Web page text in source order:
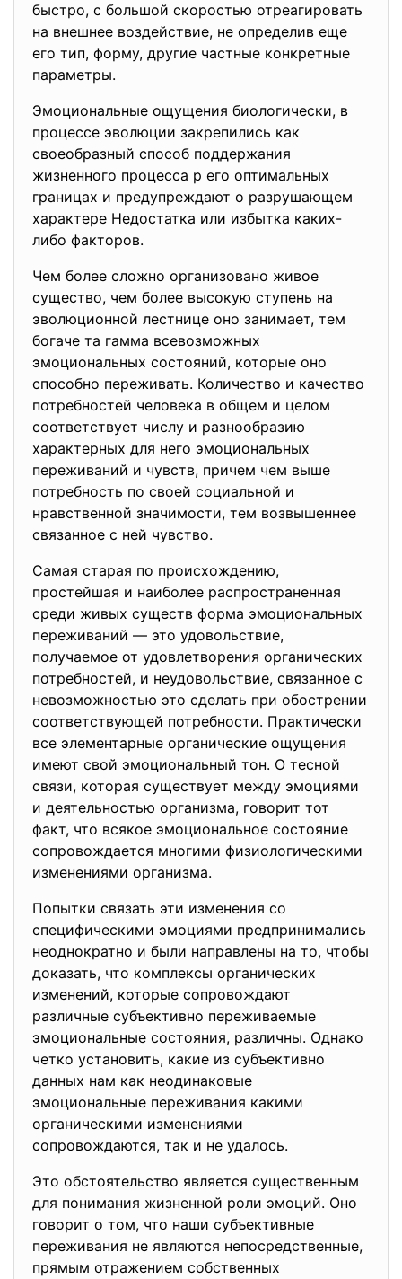
быстро, с большой скоростью отреагировать
на внешнее воздействие, не определив еще
его тип, форму, другие частные конкретные
параметры.
Эмоциональные ощущения биологически, в
процессе эволюции закрепились как
своеобразный способ поддержания
жизненного процесса р его оптимальных
границах и предупреждают о разрушающем
характере Недостатка или избытка каких-
либо факторов.
Чем более сложно организовано живое
существо, чем более высокую ступень на
эволюционной лестнице оно занимает, тем
богаче та гамма всевозможных
эмоциональных состояний, которые оно
способно переживать. Количество и качество
потребностей человека в общем и целом
соответствует числу и разнообразию
характерных для него эмоциональных
переживаний и чувств, причем чем выше
потребность по своей социальной и
нравственной значимости, тем возвышеннее
связанное с ней чувство.
Самая старая по происхождению,
простейшая и наиболее распространенная
среди живых существ форма эмоциональных
переживаний — это удовольствие,
получаемое от удовлетворения органических
потребностей, и неудовольствие, связанное с
невозможностью это сделать при обострении
соответствующей потребности. Практически
все элементарные органические ощущения
имеют свой эмоциональный тон. О тесной
связи, которая существует между эмоциями
и деятельностью организма, говорит тот
факт, что всякое эмоциональное состояние
сопровождается многими физиологическими
изменениями организма.
Попытки связать эти изменения со
специфическими эмоциями предпринимались
неоднократно и были направлены на то, чтобы
доказать, что комплексы органических
изменений, которые сопровождают
различные субъективно переживаемые
эмоциональные состояния, различны. Однако
четко установить, какие из субъективно
данных нам как неодинаковые
эмоциональные переживания какими
органическими изменениями
сопровождаются, так и не удалось.
Это обстоятельство является существенным
для понимания жизненной роли эмоций. Оно
говорит о том, что наши субъективные
переживания не являются непосредственные,
прямым отражением собственных